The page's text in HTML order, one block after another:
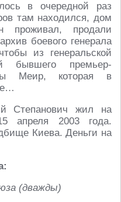
в очередной раз
там находился, дом
проживал, продали
боевого генерала
из генеральской
бывшего премьер-
Меир, которая в
Степанович жил на
апреля 2003 года.
Киева. Деньги на
(дважды)